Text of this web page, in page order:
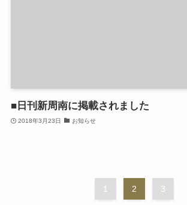
■日刊新周南に掲載されました
2018年3月23日 お知らせ
1 2 3